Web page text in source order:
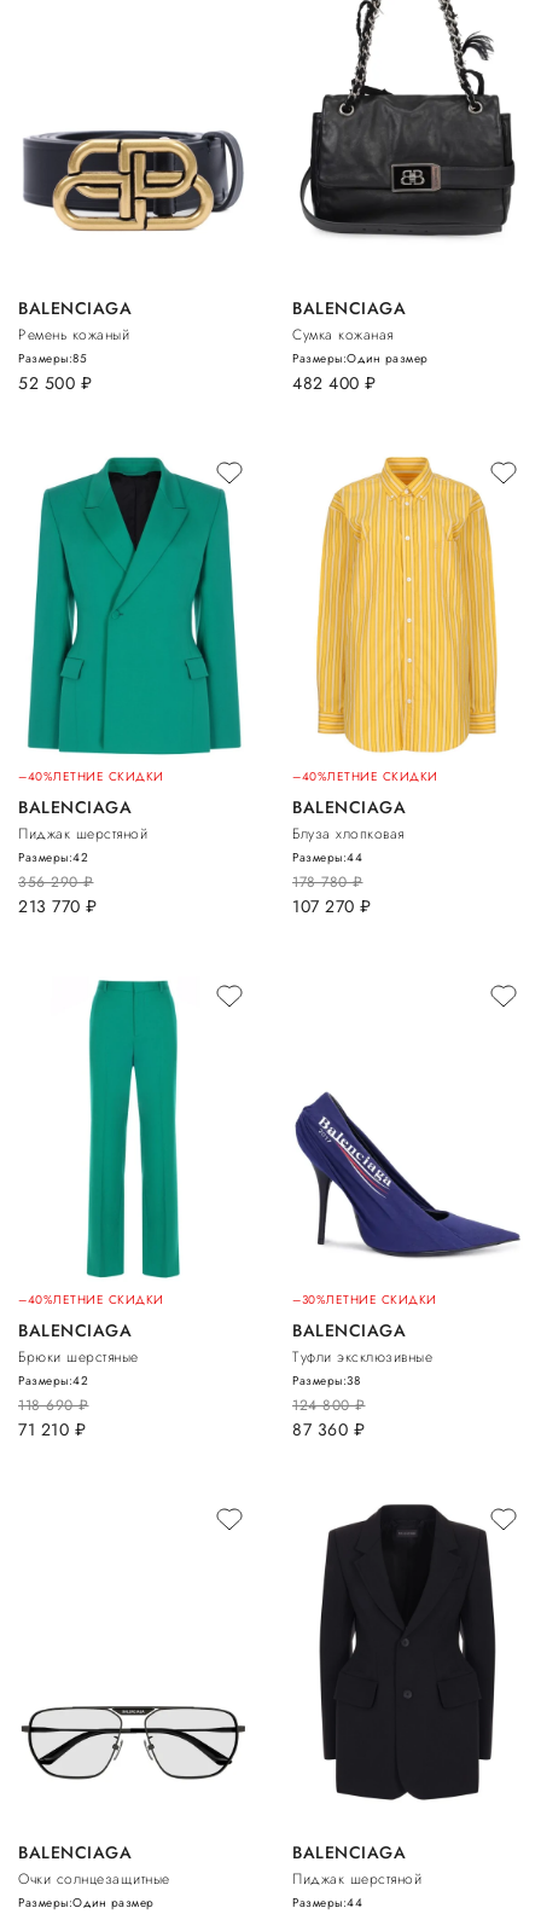
BALENCIAGA
Ремень кожаный
52 500 руб.
Размеры:85
BALENCIAGA
Сумка кожаная
482 400 руб.
Размеры:Один размер
–40%ЛЕТНИЕ СКИДКИ
BALENCIAGA
Пиджак шерстяной
356 290руб.
213 770 руб.
Размеры:42
–40%ЛЕТНИЕ СКИДКИ
BALENCIAGA
Блуза хлопковая
178 780руб.
107 270 руб.
Размеры:44
–40%ЛЕТНИЕ СКИДКИ
BALENCIAGA
Брюки шерстяные
118 690руб.
71 210 руб.
Размеры:42
–30%ЛЕТНИЕ СКИДКИ
BALENCIAGA
Туфли эксклюзивные
124 800руб.
87 360 руб.
Размеры:38
BALENCIAGA
Очки солнцезащитные
Размеры:Один размер
BALENCIAGA
Пиджак шерстяной
Размеры:44